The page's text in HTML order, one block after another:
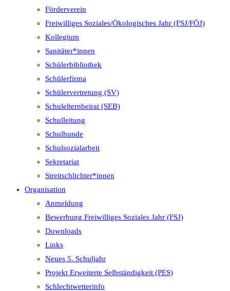
Förderverein
Freiwilliges Soziales/Ökologisches Jahr (FSJ/FÖJ)
Kollegium
Sanitäter*innen
Schülerbibliothek
Schülerfirma
Schülervertretung (SV)
Schulelternbeirat (SEB)
Schulleitung
Schulhunde
Schulsozialarbeit
Sekretariat
Streitschlichter*innen
Organisation
Anmeldung
Bewerbung Freiwilliges Soziales Jahr (FSJ)
Downloads
Links
Neues 5. Schuljahr
Projekt Erweiterte Selbständigkeit (PES)
Schlechtwetterinfo